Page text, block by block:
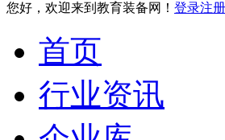
您好，欢迎来到教育装备网！ 登录注
首页
行业资讯